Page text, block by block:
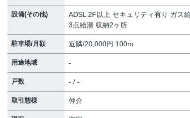
設備(その他)
ADSL 2F以上 セキュリティ有り ガス
3点給湯 収納2ヶ所
駐車場/月額 近隣/20,000円 100m
用途地域 -
戸数 - / -
取引態様 仲介